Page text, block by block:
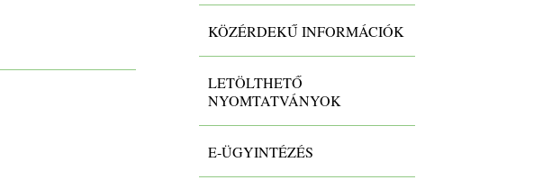
KÖZÉRDEKŰ INFORMÁCIÓK
LETÖLTHETŐ
NYOMTATVÁNYOK
E-ÜGYINTÉZÉS